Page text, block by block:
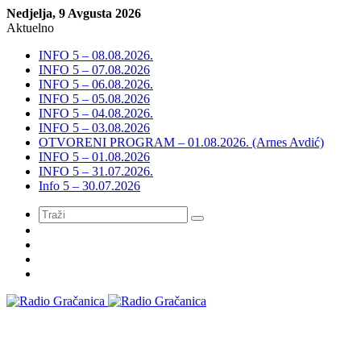
Nedjelja, 9 Avgusta 2026
Aktuelno
INFO 5 – 08.08.2026.
INFO 5 – 07.08.2026
INFO 5 – 06.08.2026.
INFO 5 – 05.08.2026
INFO 5 – 04.08.2026.
INFO 5 – 03.08.2026
OTVORENI PROGRAM – 01.08.2026. (Arnes Avdić)
INFO 5 – 01.08.2026
INFO 5 – 31.07.2026.
Info 5 – 30.07.2026
Meni